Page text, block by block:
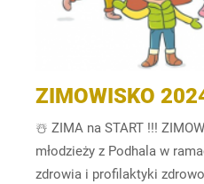
ZIMOWISKO
☃️ ZIMA na START !!!
młodzieży z Podhala w
zdrowia i profilaktyki